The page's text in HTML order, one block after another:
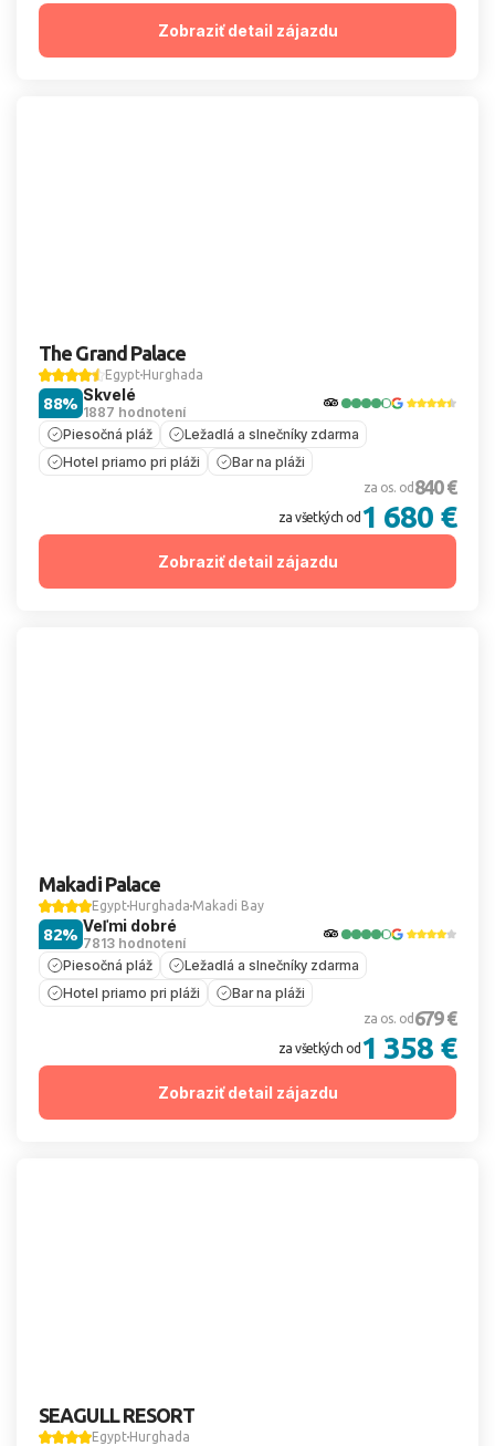
Zobraziť detail zájazdu
The Grand Palace
Egypt Hurghada
Skvelé
1887 hodnotení
88%
Piesočná pláž
Ležadlá a slnečníky zdarma
Hotel priamo pri pláži
Bar na pláži
za os. od 840 €
za všetkých od 1 680 €
Zobraziť detail zájazdu
Makadi Palace
Egypt Hurghada Makadi Bay
Veľmi dobré
7813 hodnotení
82%
Piesočná pláž
Ležadlá a slnečníky zdarma
Hotel priamo pri pláži
Bar na pláži
za os. od 679 €
za všetkých od 1 358 €
Zobraziť detail zájazdu
SEAGULL RESORT
Egypt Hurghada